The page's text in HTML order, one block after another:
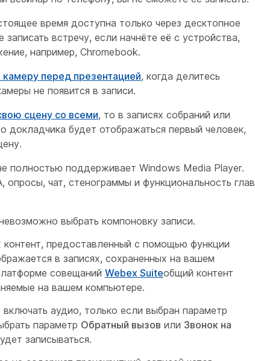
время доступна только через десктопное
встречу, если начнёте её с устройства,
например, Chromebook.
перед презентацией, когда делитесь
не появится в записи.
сцену со всеми, то в записях собраний или
докладчика будет отображаться первый человек,
полностью поддерживает Windows Media Player.
чат, стенограммы и функциональность глав
выбрать компоновку записи.
предоставленный с помощью функции
в записях, сохраненных на вашем
совещаний Webex Suiteобщий контент
на вашем компьютере.
аудио, только если выбран параметр
параметр Обратный вызов или Звонок на
записываться.